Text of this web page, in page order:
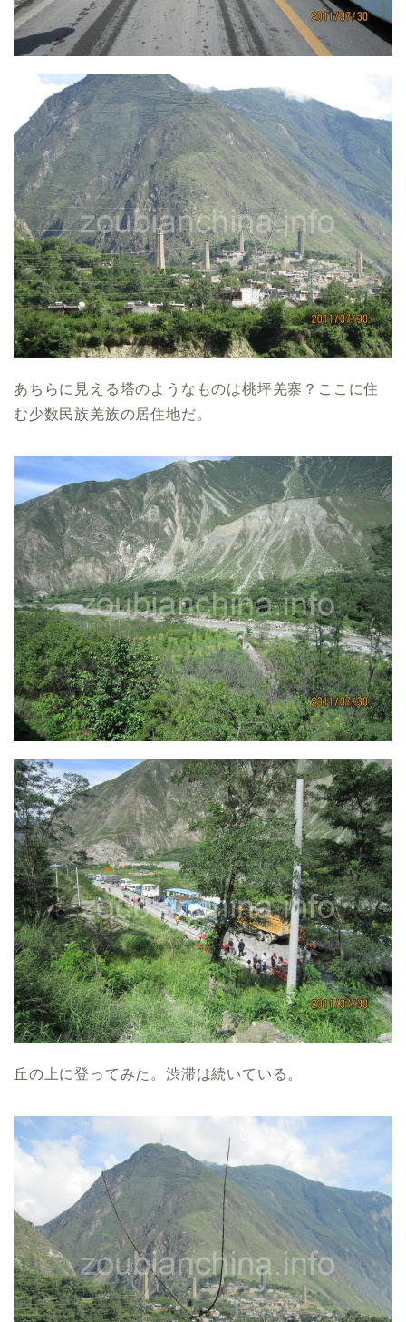
あちらに見える塔のようなものは桃坪羌寨？ここに住
む少数民族羌族の居住地だ。
丘の上に登ってみた。渋滞は続いている。